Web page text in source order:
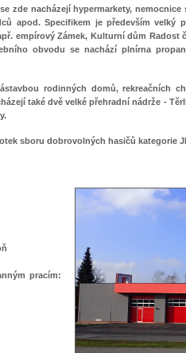
zde nacházejí hypermarkety,
apod. Specifikem je především velký
empírový Zámek, Kulturní dům Radost
obvodu se nachází plnírna
rodinných domů, rekreačních
také dvě velké přehradní nádrže -
sboru dobrovolných hasičů kategorie
pracím: